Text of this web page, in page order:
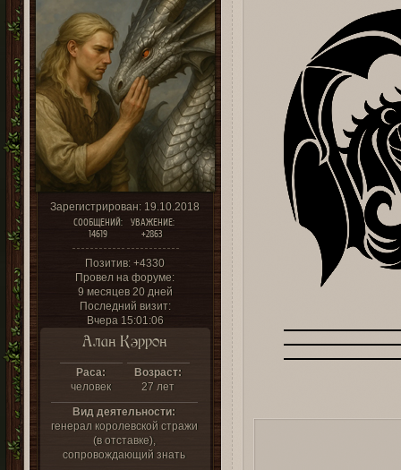
Зарегистрирован: 19.10.2018
СООБЩЕНИЙ:
14619
УВАЖЕНИЕ:
+2863
Позитив: +4330
Провел на форуме:
9 месяцев 20 дней
Последний визит:
Вчера 15:01:06
Алан Кэррон
Раса:
человек
Возраст:
27 лет
Вид деятельности:
генерал королевской стражи
(в отставке),
сопровождающий знать